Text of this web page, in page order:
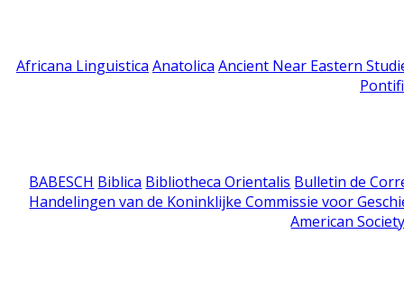
Africana Linguistica Anatolica Ancient Near Eastern
BABESCH Biblica Bibliotheca Orientalis Bulletin de
Handelingen van de Koninklijke Commissie voor
American